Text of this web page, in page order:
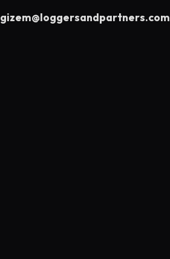
gizem@loggersandpartners.com